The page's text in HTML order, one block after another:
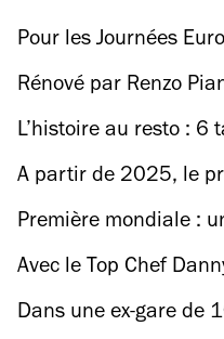
public
Paris
Pour les Journées
deux Top Chefs
(comme dans Astérix) !
Rénové par Renzo
est l’un des plus
chers)
L’histoire au resto : 6
voyager dans le temps
A partir de 2025, le
même pour tous les
France
Première mondiale :
installée dans les
Avec le Top Chef
les Philippines !
Dans une ex-gare de